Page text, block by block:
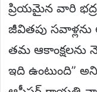
ప్రియమైన వారి
జీవితపు
తమ ఆకాంక్షలను
ఇది ఉంటుంది”